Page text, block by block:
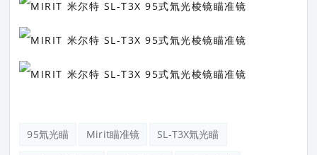
95氚光瞄 Mirit瞄准镜 SL-T3X氚光瞄